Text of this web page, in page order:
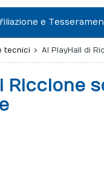
e
tecnici Al PlayHall di
Riccione